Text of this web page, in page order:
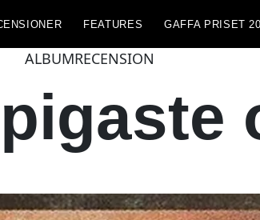
FEATURES GAFFA PRISET
ALBUMRECENSION